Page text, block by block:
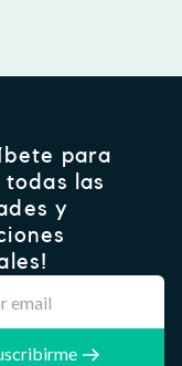
para
las
y